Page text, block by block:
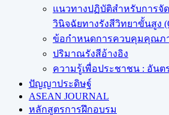
แนวทางปฏิบัติสำหรับการจั
วินิจฉัยทางรังสีวิทยาขั้นสูง
ข้อกำหนดการควบคุมคุณภา
ปริมาณรังสีอ้างอิง
ความรู้เพื่อประชาชน : อันต
ปัญญาประดิษฐ์
ASEAN JOURNAL
หลักสูตรการฝึกอบรม